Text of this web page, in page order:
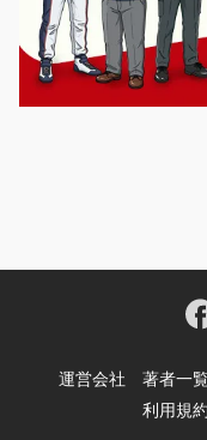
運営会社 著者一
利用規約